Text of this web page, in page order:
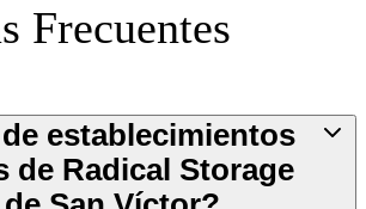
Frecuentes
establecimientos
de Radical Storage